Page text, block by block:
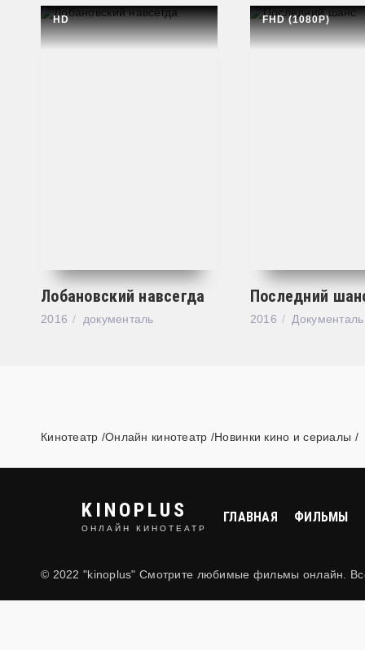
HD
Лобановский навсегда
2016 документаль
FHD (1080P)
Последний
2016 Документаль
Кинотеатр /Онлайн кинотеатр /Новинки кино и сериалы
KINOPLUS
ОНЛАЙН КИНОТЕАТР
ГЛАВНАЯ ФИЛЬМЫ
© 2022 "kinoplus" Смотрите любимые фильмы онлайн.